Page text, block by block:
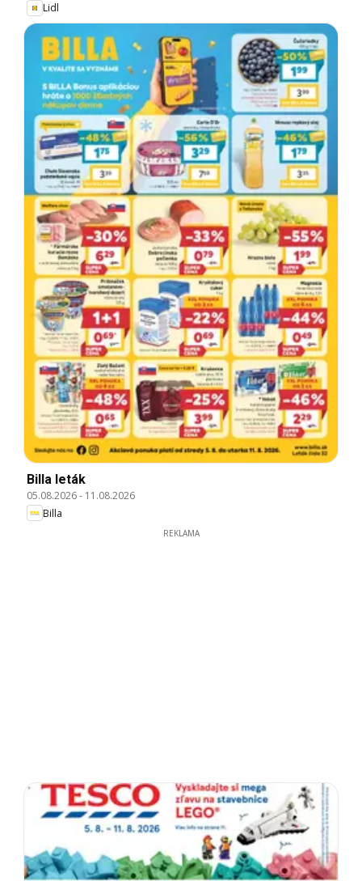
Lidl
Billa leták
05.08.2026- 11.08.2026
Billa
REKLAMA